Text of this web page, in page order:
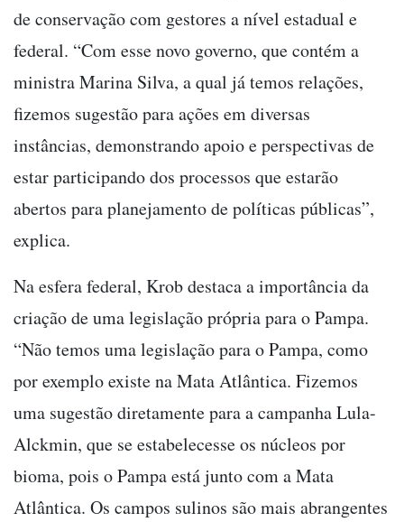
de conservação com gestores a nível estadual e
federal. “Com esse novo governo, que contém a
ministra Marina Silva, a qual já temos relações,
fizemos sugestão para ações em diversas
instâncias, demonstrando apoio e perspectivas de
estar participando dos processos que estarão
abertos para planejamento de políticas públicas”,
explica.
Na esfera federal, Krob destaca a importância da
criação de uma legislação própria para o Pampa.
“Não temos uma legislação para o Pampa, como
por exemplo existe na Mata Atlântica. Fizemos
uma sugestão diretamente para a campanha Lula-
Alckmin, que se estabelecesse os núcleos por
bioma, pois o Pampa está junto com a Mata
Atlântica. Os campos sulinos são mais abrangentes